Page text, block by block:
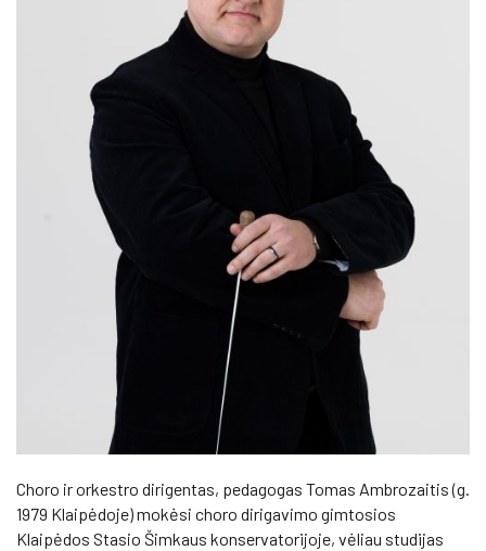
Choro ir orkestro dirigentas, pedagogas Tomas Ambrozaitis (g.
1979 Klaipėdoje) mokėsi choro dirigavimo gimtosios
Klaipėdos Stasio Šimkaus konservatorijoje, vėliau studijas